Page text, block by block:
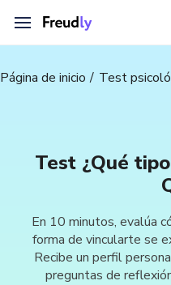
Página de inicio Test
Test ¿Qué
En 10 minutos, evalúa
forma de vincularte se
Recibe un perfil
preguntas de